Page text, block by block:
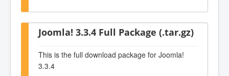
Joomla! 3.3.4 Full Package (.tar.gz)
This is the full download package for Joomla!
3.3.4